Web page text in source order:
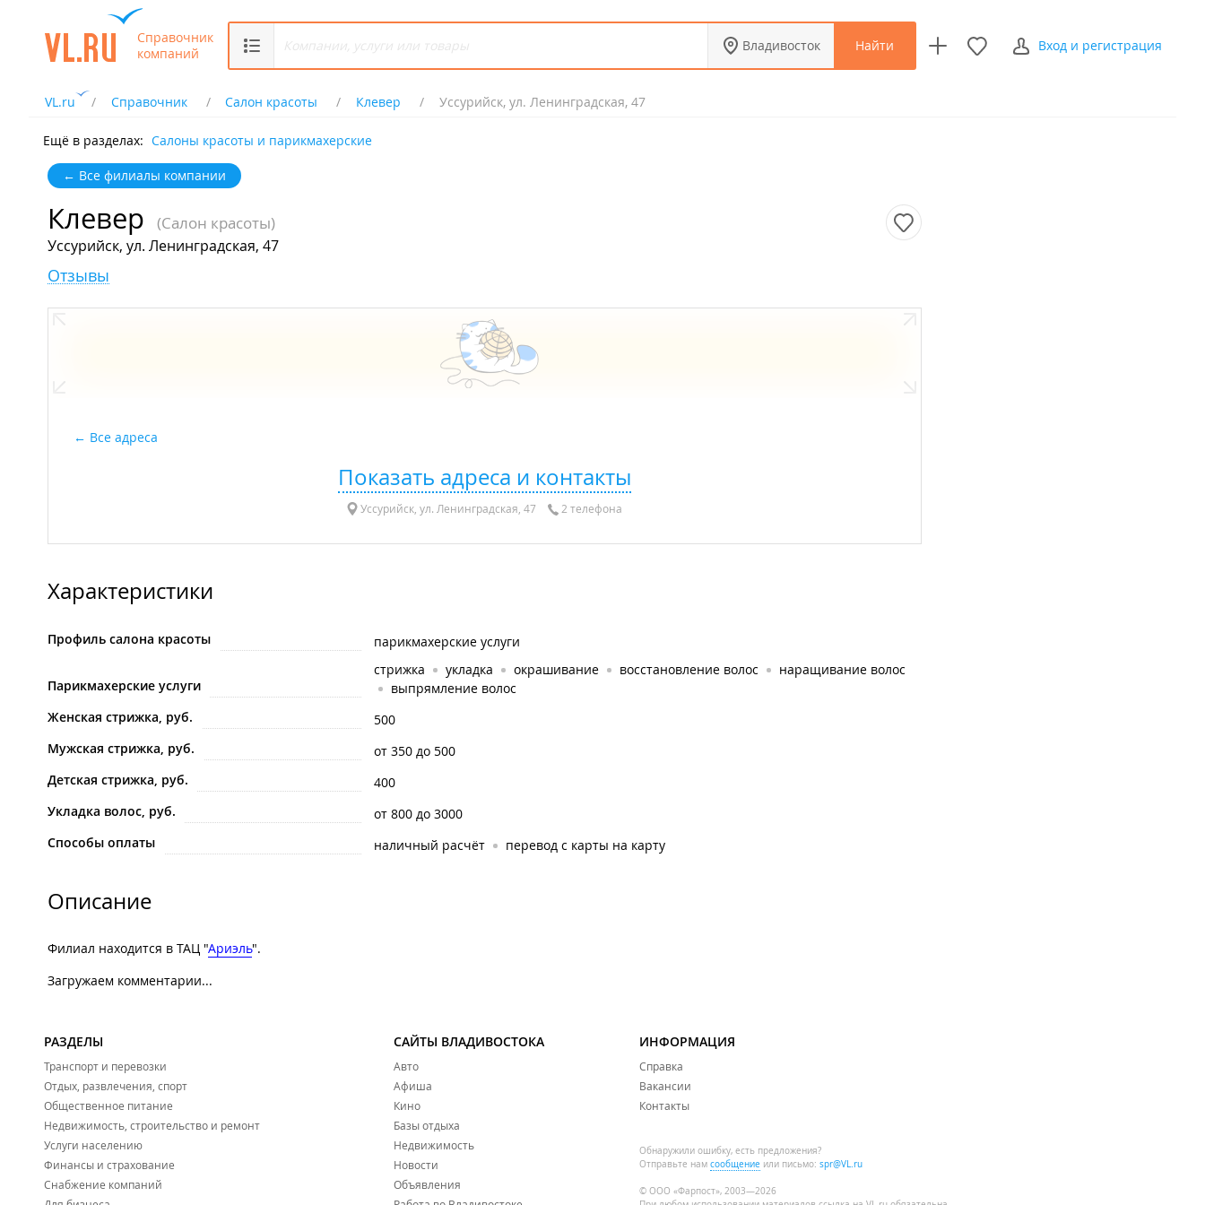
Справочник
компаний
Владивосток Найти Вход и регистрация
VL.ru Справочник Салон красоты Клевер Уссурийск, ул. Ленинградская, 47
Ещё в разделах: Салоны красоты и парикмахерские
← Все филиалы компании
Клевер (Салон красоты)
Уссурийск, ул. Ленинградская, 47
Отзывы
Все адреса
Показать адреса и контакты
Уссурийск, ул. Ленинградская, 47 2 телефона
Характеристики
Профиль салона красоты парикмахерские услуги
Парикмахерские услуги
стрижка укладка окрашивание восстановление волос
наращивание волос
выпрямление волос
Женская стрижка, руб.
500
Мужская стрижка, руб.
от 350 до 500
Детская стрижка, руб.
400
Укладка волос, руб.
от 800 до 3000
Способы оплаты
наличный расчёт перевод с карты на карту
Описание
Филиал находится в ТАЦ "Ариэль".
Загружаем комментарии...
РАЗДЕЛЫ
Транспорт и перевозки
Отдых, развлечения, спорт
Общественное питание
Недвижимость, строительство и ремонт
Услуги населению
Финансы и страхование
Снабжение компаний
САЙТЫ ВЛАДИВОСТОКА
Авто
Афиша
Кино
Базы отдыха
Недвижимость
Новости
Объявления
ИНФОРМАЦИЯ
Справка
Вакансии
Контакты
Обнаружили ошибку, есть предложения?
Отправьте нам сообщение или письмо: spr@VL.ru
© ООО «Фарпост», 2003—2026